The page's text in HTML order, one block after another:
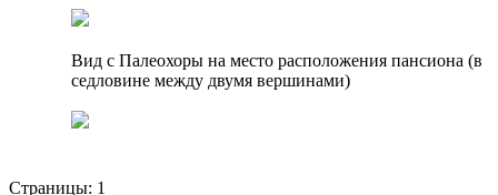
Вид с Палеохоры на место расположения пансиона (в
седловине между двумя вершинами)
Страницы: 1